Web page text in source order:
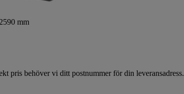
2590 mm
pris behöver vi ditt postnummer för din leveransadress.